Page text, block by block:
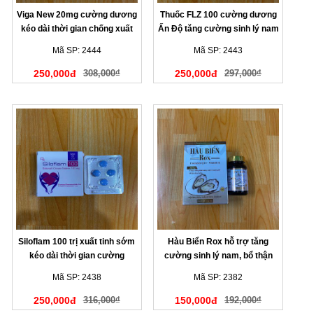
Viga New 20mg cường dương
kéo dài thời gian chống xuất
Mã SP: 2444
250,000đ 308,000₫
Thuốc FLZ 100 cường dương
Ấn Độ tăng cường sinh lý nam
Mã SP: 2443
250,000đ 297,000₫
Siloflam 100 trị xuất tinh sớm
kéo dài thời gian cường
Mã SP: 2438
250,000đ 316,000₫
Hàu Biển Rox hỗ trợ tăng
cường sinh lý nam, bổ thận
Mã SP: 2382
150,000đ 192,000₫